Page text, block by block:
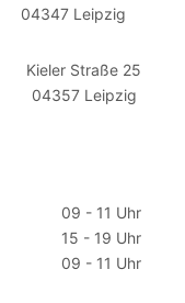
04347 Leipzig
Kieler Straße 25
04357 Leipzig
09 - 11 Uhr
15 - 19 Uhr
09 - 11 Uhr